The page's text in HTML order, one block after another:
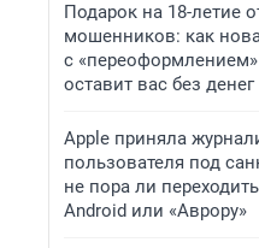
Подарок на 18-летие
мошенников: как
с
оставит вас без денег
Apple приняла
пользователя под
не пора ли
Android или «Аврору»